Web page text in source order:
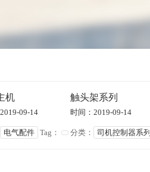
机
09-14
电气配件 Tag：
触头架系列
时间：2019-09-14
分类： 司机控制器系列